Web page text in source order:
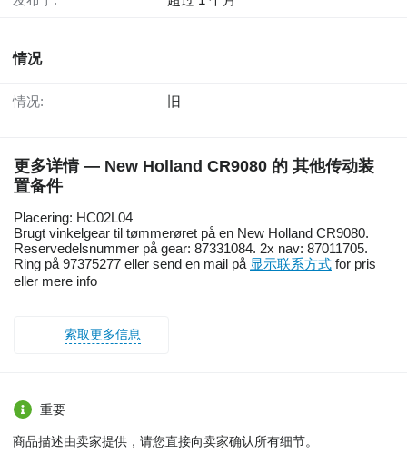
情况
情况: 旧
更多详情 — New Holland CR9080 的 其他传动装
置备件
Placering: HC02L04
Brugt vinkelgear til tømmerøret på en New Holland CR9080.
Reservedelsnummer på gear: 87331084. 2x nav: 87011705.
Ring på 97375277 eller send en mail på 显示联系方式 for pris
eller mere info
索取更多信息
重要
商品描述由卖家提供，请您直接向卖家确认所有细节。